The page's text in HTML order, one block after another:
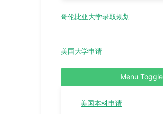
哥伦比亚大学录取规划
美国大学申请
Menu Toggle
美国本科申请